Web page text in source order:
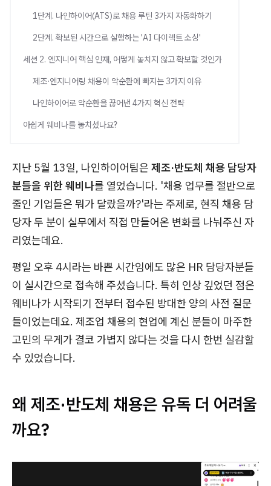
1단계. 나인하이어(ATS)로 채용 루틴 3가지 자동화하기
2단계. 확보된 시간으로 실행하는 'AI 다이렉트 소싱'
세션 2. 엔지니어 핵심 인재, 어떻게 놓치지 않고 확보할 것인가
제조·엔지니어링 채용이 악순환에 빠지는 3가지 이유
나인하이어로 악순환을 끊어낸 4가지 혁신 전략
아쉽게 웨비나를 놓치셨나요?
지난 5월 13일, 나인하이어팀은 제조·반도체 채용 담당자
분들을 위한 웨비나를 열었습니다. '채용 업무를 절반으로
줄인 기업들은 뭐가 달랐을까?'라는 주제로, 현직 채용 담
당자 두 분이 실무에서 직접 만들어온 변화를 나눠주신 자
리였는데요.
평일 오후 4시라는 바쁜 시간임에도 많은 HR 담당자분들
이 실시간으로 접속해 주셨습니다. 특히 인상 깊었던 점은
웨비나가 시작되기 전부터 접수된 방대한 양의 사전 질문
들이었는데요. 제조업 채용의 현업에 계신 분들이 마주한
고민의 무게가 결코 가볍지 않다는 것을 다시 한번 실감할
수 있었습니다.
왜 제조·반도체 채용은 유독 더 어려울
까요?